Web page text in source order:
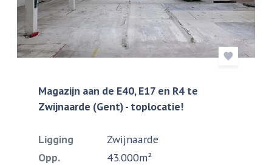
Magazijn aan de E40, E17 en R4 te
Zwijnaarde (Gent) - toplocatie!
Ligging
Zwijnaarde
Opp.
43.000m²